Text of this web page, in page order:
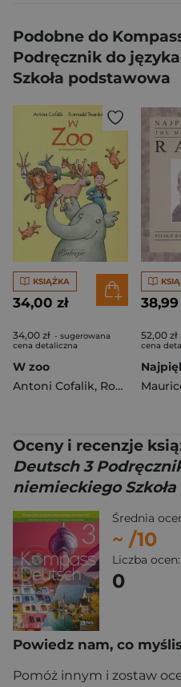
Podobne do
Podręcznik do
Szkoła podstawowa
KSIĄŻKA
34,00 zł
34,00 zł - sugerowana
cena detaliczna
W zoo
Antoni Cofalik, Romuald Twardowski
38,99
52,00 zł
cena
Oceny i recenzje
Deutsch 3
niemieckiego
Średnia
~ /10
Liczba ocen:
0
Powiedz nam, co
Pomóż innym i zostaw